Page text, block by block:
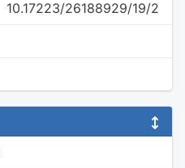
10.17223/26188929/19/2